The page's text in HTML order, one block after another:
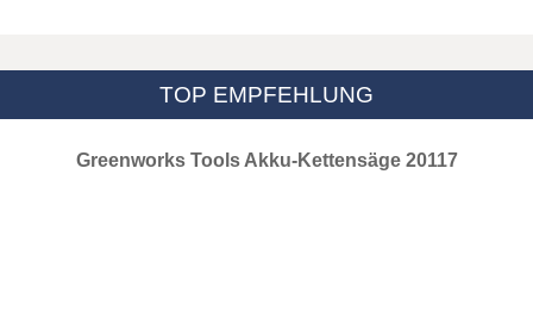
TOP EMPFEHLUNG
Greenworks Tools Akku-Kettensäge 20117